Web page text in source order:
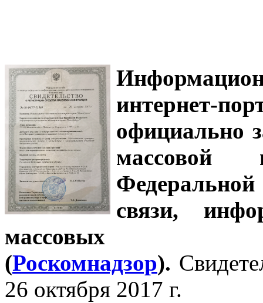
интернет-
официально
связи,
массовых
(Роскомнадзор).
26 октября 2017 г.